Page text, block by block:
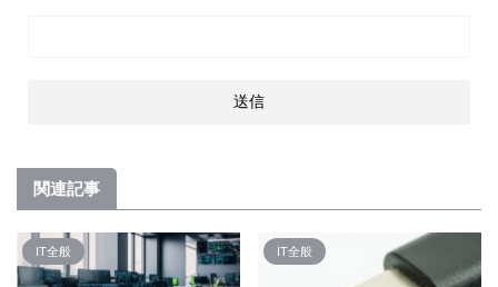
関連記事
IT全般 IT全般